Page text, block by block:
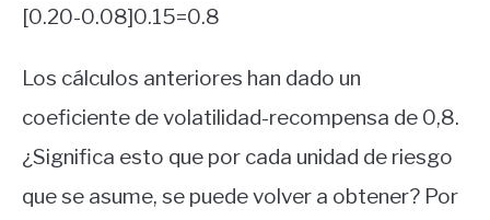
[0.20-0.08]0.15=0.8
Los cálculos anteriores han dado un
coeficiente de volatilidad-recompensa de 0,8.
¿Significa esto que por cada unidad de riesgo
que se asume, se puede volver a obtener? Por